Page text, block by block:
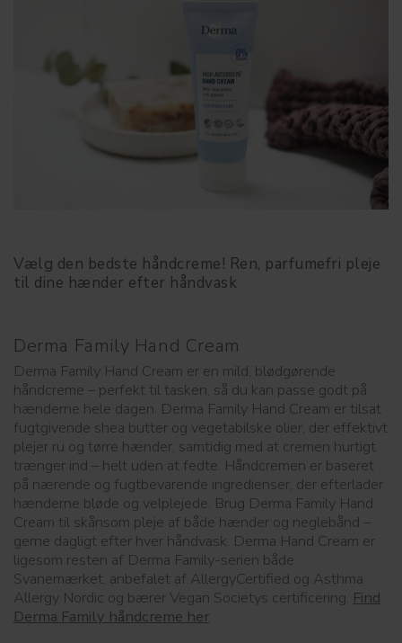
Vælg den bedste håndcreme! Ren, parfumefri pleje
til dine hænder efter håndvask
Derma Family Hand Cream
Derma Family Hand Cream er en mild, blødgørende
håndcreme – perfekt til tasken, så du kan passe godt på
hænderne hele dagen. Derma Family Hand Cream er tilsat
fugtgivende shea butter og vegetabilske olier, der effektivt
plejer ru og tørre hænder, samtidig med at cremen hurtigt
trænger ind – helt uden at fedte. Håndcremen er baseret
på nærende og fugtbevarende ingredienser, der efterlader
hænderne bløde og velplejede. Brug Derma Family Hand
Cream til skånsom pleje af både hænder og neglebånd –
gerne dagligt efter hver håndvask. Derma Hand Cream er
ligesom resten af Derma Family-serien både
Svanemærket, anbefalet af AllergyCertified og Asthma
Allergy Nordic og bærer Vegan Societys certificering. Find
Derma Family håndcreme her.